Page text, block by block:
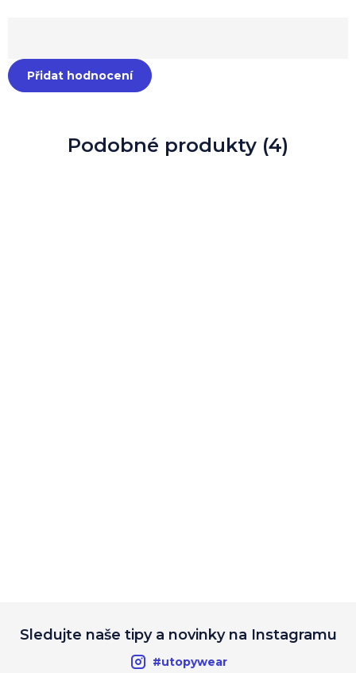
Podobné produkty (4)
Přidat hodnocení
Sledujte naše tipy a novinky na Instagramu
#utopywear